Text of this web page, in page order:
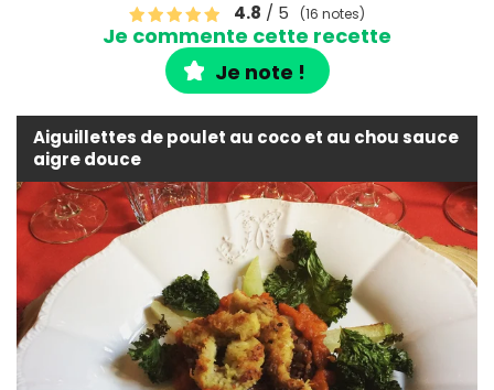
4.8 / 5 (16 notes)
Je commente cette recette
Je note !
Aiguillettes de poulet au coco et au chou sauce
aigre douce